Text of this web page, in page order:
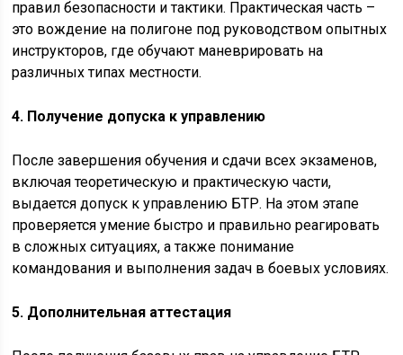
правил безопасности и тактики. Практическая часть –
это вождение на полигоне под руководством опытных
инструкторов, где обучают маневрировать на
различных типах местности.
4. Получение допуска к управлению
После завершения обучения и сдачи всех экзаменов,
включая теоретическую и практическую части,
выдается допуск к управлению БТР. На этом этапе
проверяется умение быстро и правильно реагировать
в сложных ситуациях, а также понимание
командования и выполнения задач в боевых условиях.
5. Дополнительная аттестация